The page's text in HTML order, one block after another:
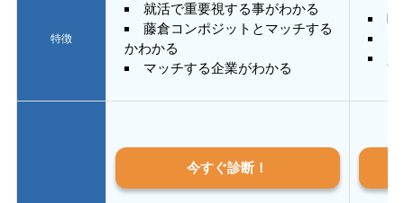
特徴
就活で重要視する事がわかる
藤倉コンポジットとマッチする
かわかる
マッチする企業がわかる
質
今すぐ診断！